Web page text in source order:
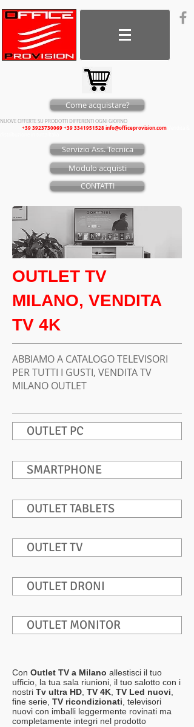
Come acquistare?
NUOVE OFFERTE SU PRODOTTI DIFFERENTI OGNI GIORNO
+39 3923730069 +39 3341951528info@officeprovision.com
Servizio Ass. Tecnica
Modulo acquisti
CONTATTI
OUTLET TV
MILANO, VENDITA
TV 4K
ABBIAMO A CATALOGO TELEVISORI
PER TUTTI I GUSTI, VENDITA TV
MILANO OUTLET
OUTLET PC
SMARTPHONE
OUTLET TABLETS
OUTLET TV
OUTLET DRONI
OUTLET MONITOR
Con Outlet TV a Milano allestisci il tuo
ufficio, la tua sala riunioni, il tuo salotto con i
nostri Tv ultra HD TV 4K TV Led nuovi
fine serie, TV ricondizionati , televisori
nuovi con imballi leggermente rovinati ma
completamente integri nel prodotto